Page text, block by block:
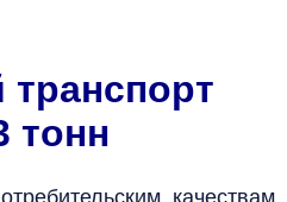
транспорт
тонн
качествам